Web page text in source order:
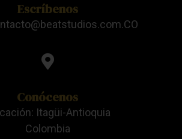
Escríbenos
Conócenos
Itagüi-Antioquia
Colombia